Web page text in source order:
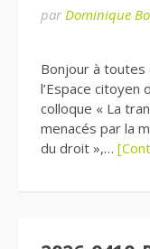
par Dominique
Bonjour à
l’Espace
colloque « La
menacés par la
du droit »,…